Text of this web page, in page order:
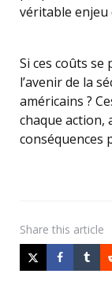
véritable enjeu
Si ces coûts
l’avenir de la
américains ?
chaque action,
conséquences
Share this article